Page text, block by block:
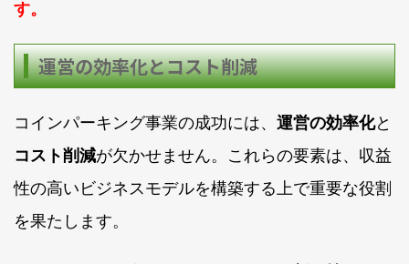
す。
運営の効率化とコスト削減
コインパーキング事業の成功には、 運営の効率化と
コスト削減が欠かせません。これらの要素は、収益
性の高いビジネスモデルを構築する上で重要な役割
を果たします。